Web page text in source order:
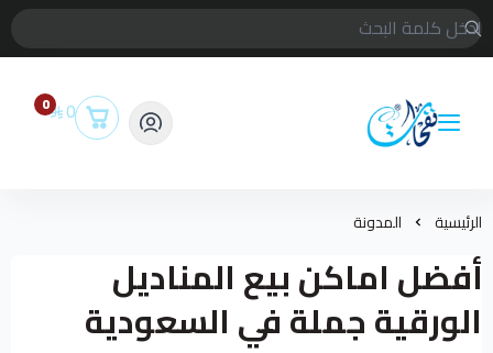
متجر مناديل نفحات
0 0
الرئيسية المدونة
أفضل اماكن بيع المناديل
الورقية جملة في السعودية